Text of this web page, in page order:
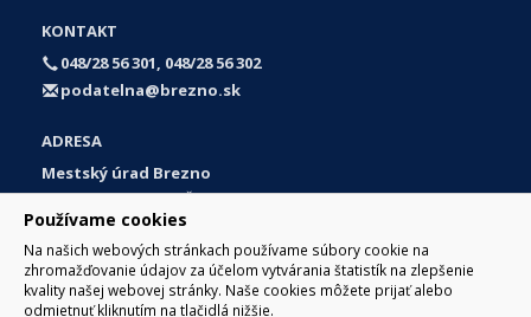
Používame cookies
Na našich webových stránkach používame súbory cookie na
zhromažďovanie údajov za účelom vytvárania štatistík na zlepšenie
kvality našej webovej stránky. Naše cookies môžete prijať alebo
odmietnuť kliknutím na tlačidlá nižšie.
KONTAKT
048/28 56 301, 048/28 56 302
podatelna@brezno.sk
ADRESA
Mestský úrad Brezno
Námestie gen. M. R. Štefánika 1
977 01 Brezno
Slovakia (Slovak Republic)